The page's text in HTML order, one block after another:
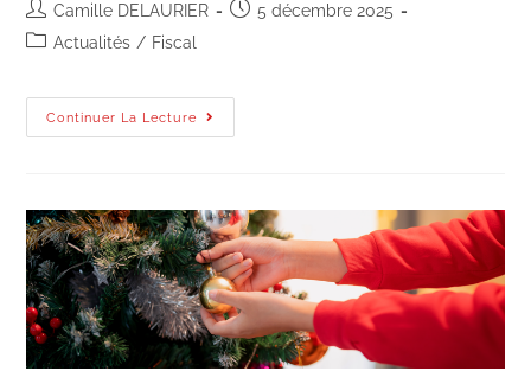
Camille DELAURIER
5 décembre 2025
Actualités / Fiscal
Continuer La Lecture